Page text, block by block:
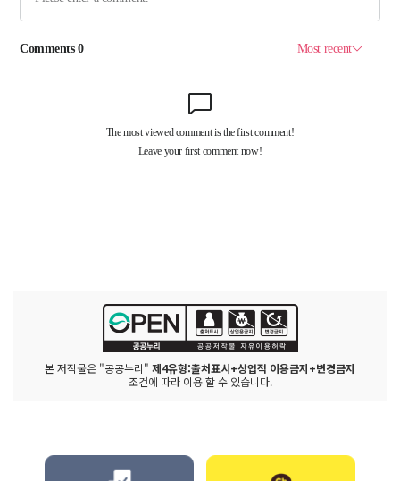
본 저작물은 "공공누리" 제4유형:출처표시+상업적 이용금지+변경금지
조건에 따라 이용 할 수 있습니다.